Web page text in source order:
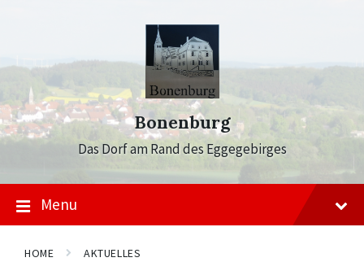
Bonenburg
Das Dorf am Rand des Eggegebirges
Menu
HOME AKTUELLES